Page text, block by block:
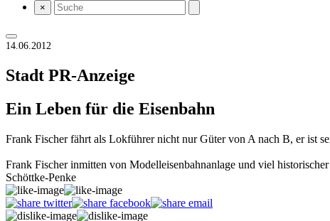
×
14.06.2012
Stadt PR-Anzeige
Ein Leben für die Eisenbahn
Frank Fischer fährt als Lokführer nicht nur Güter von A nach B, er ist
Frank Fischer inmitten von Modelleisenbahnanlage und viel
Schöttke-Penke